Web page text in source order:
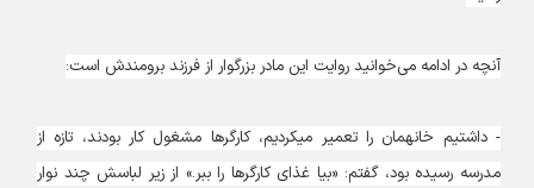
آنچه در ادامه می‌خوانید روایت این مادر بزرگوار از فرزند برومندش است:
- داشتیم خانه‎مان را تعمیر می‎کردیم، کارگرها مشغول کار بودند، تازه از
مدرسه رسیده بود، گفتم: «بیا غذای کارگرها را ببر.» از زیر لباسش چند نوار